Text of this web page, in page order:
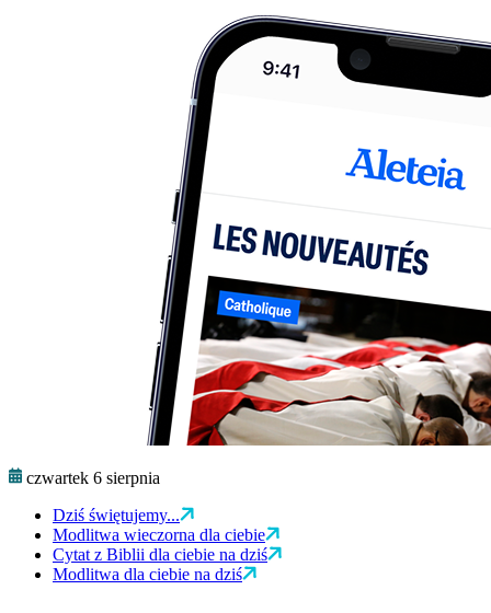
czwartek 6 sierpnia
Dziś świętujemy...
Modlitwa wieczorna dla ciebie
Cytat z Biblii dla ciebie na dziś
Modlitwa dla ciebie na dziś